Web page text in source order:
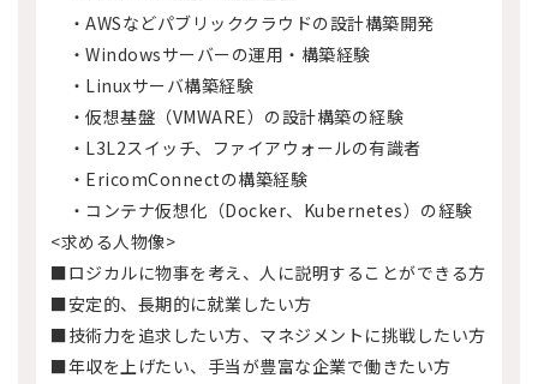
・AWSなどパブリッククラウドの設計構築開発
・Windowsサーバーの運用・構築経験
・Linuxサーバ構築経験
・仮想基盤（VMWARE）の設計構築の経験
・L3L2スイッチ、ファイアウォールの有識者
・EricomConnectの構築経験
・コンテナ仮想化（Docker、Kubernetes）の経験
<求める人物像>
■ロジカルに物事を考え、人に説明することができる方
■安定的、長期的に就業したい方
■技術力を追求したい方、マネジメントに挑戦したい方
■年収を上げたい、手当が豊富な企業で働きたい方